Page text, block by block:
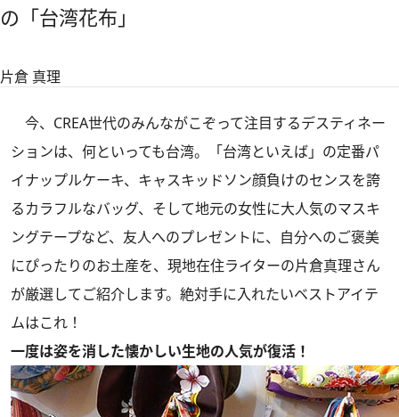
の「台湾花布」
片倉 真理
今、CREA世代のみんながこぞって注目するデスティネー
ションは、何といっても台湾。「台湾といえば」の定番パ
イナップルケーキ、キャスキッドソン顔負けのセンスを誇
るカラフルなバッグ、そして地元の女性に大人気のマスキ
ングテープなど、友人へのプレゼントに、自分へのご褒美
にぴったりのお土産を、現地在住ライターの片倉真理さん
が厳選してご紹介します。絶対手に入れたいベストアイテ
ムはこれ！
一度は姿を消した懐かしい生地の人気が復活！